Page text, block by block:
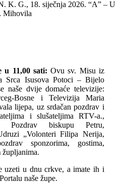
u 11,00 sati: Ovu sv. Misu iz
Srca Isusova Potoci – Bijelo
naše dvije domaće televizije:
Bosne i Televizija Maria
lijepa, uz srdačan pozdrav i
i slušateljima RTV-a.,
Pozdrav biskupu Petru,
„Volonteri Filipa Nerija,
sponzorima, gostima,
uzeti u dnu crkve, a imate ih i
naše župe.